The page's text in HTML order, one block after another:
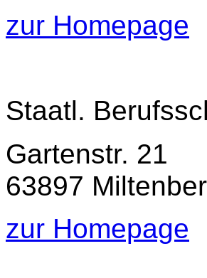
zur Homepage
Staatl.
Gartenstr. 21
63897
zur Homepage